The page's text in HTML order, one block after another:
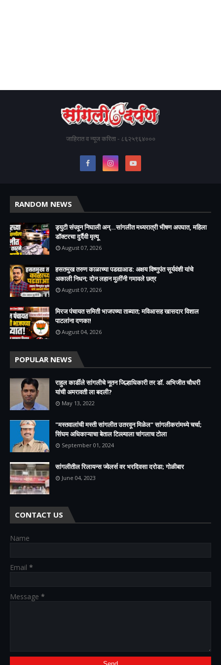
जाहिरात व न्यूज करिता - ८६२५९६४०००
RANDOM NEWS
ड्युटी संपवून निघाली अन्...सांगलीत मध्यरात्री भीषण अपघात, महिला
डॉक्टरचा दुर्दैवी मृत्यू
August 07, 2026
हसतमुख तरुण काळाच्या पडद्याआड: अक्षय विष्णुपंत सूर्यवंशी यांचे
अकाली निधन; दोन लहान मुलींनी गमावले छत्र
August 07, 2026
मिरज पंचायत समिती भाजपच्या ताब्यात; मविआसह खासदार विशाल
पाटलांना दणका!
August 04, 2026
POPULAR NEWS
राहुल कार्डीले सांगलीचे नूतन जिल्हाधिकारी तर डॉ. अभिजीत चौधरी
यांची अमरावती ला बदली?
May 13, 2022
"मस्तवालांची मस्ती सांगलीत उतरवून मिळेल" सांगलीकरांमध्ये चर्चा;
सिंघम अधिकाऱ्याचा बेताल टिल्ल्याला चांगलाच टोला
September 01, 2024
सांगलीतील रिलायन्स ज्वेलर्स वर भरदिवसा दरोडा; गोळीबार
June 04, 2023
CONTACT US
Name
Email *
Message *